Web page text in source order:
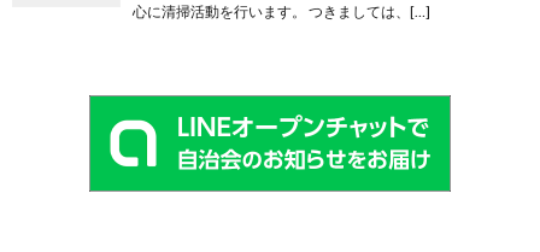
心に清掃活動を行います。 つきましては、[…]